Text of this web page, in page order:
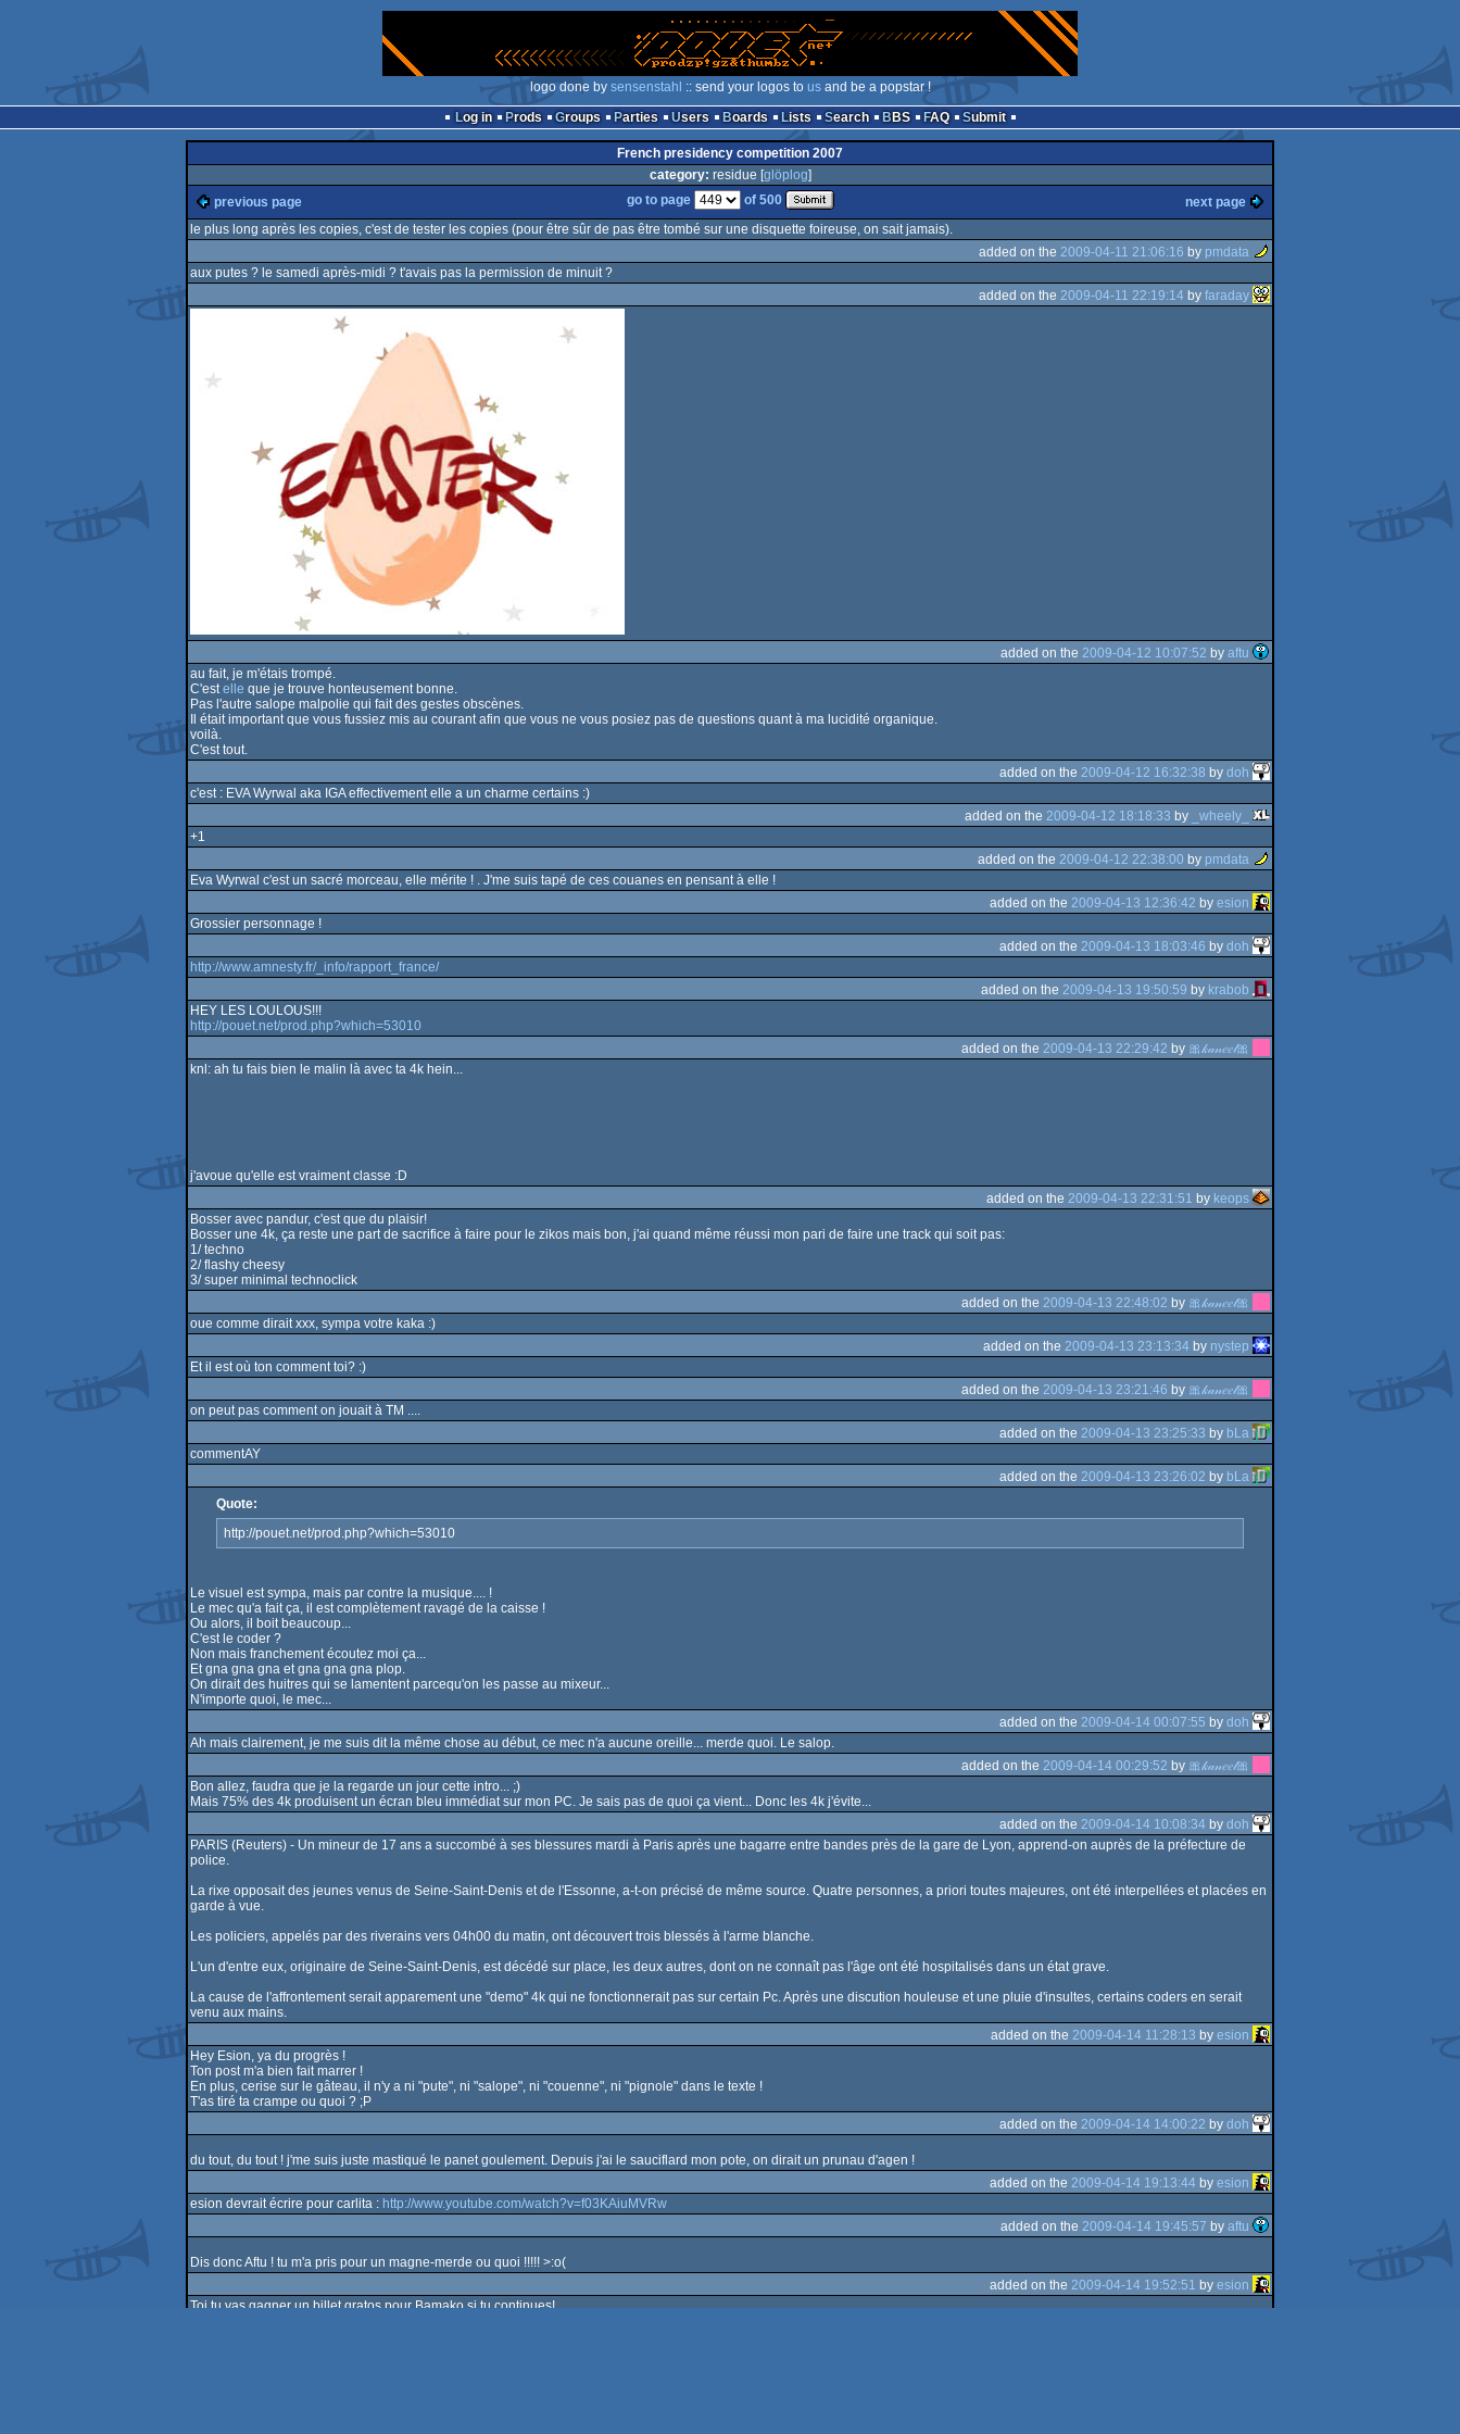
logo done by sensenstahl :: send your logos to usand be a popstar !
Log in
Prods Groups Parties Users Boards Lists Search BBS FAQ Submit
French presidency competition 2007
category: residue [glöplog]
previous page
next page
go to page
of 500
le plus long après les copies, c'est de tester les copies (pour être sûr de pas être tombé sur une disquette foireuse, on sait jamais).
added on the 2009-04-11 21:06:16 by pmdata
aux putes ? le samedi après-midi ? t'avais pas la permission de minuit ?
added on the 2009-04-11 22:19:14 byfaraday
added on the 2009-04-12 10:07:52 byaftu
au fait, je m'étais trompé.
C'estelle que je trouve honteusement bonne.
Pas l'autre salope malpolie qui fait des gestes obscènes.
Il était important que vous fussiez mis au courant afin que vous ne vous posiez pas de questions quant à ma lucidité organique.
voilà.
C'est tout.
added on the 2009-04-12 16:32:38 bydoh
c'est : EVA Wyrwal aka IGA effectivement elle a un charme certains :)
added on the 2009-04-12 18:18:33 by
_wheely_
+1
added on the 2009-04-12 22:38:00 by pmdata
Eva Wyrwal c'est un sacré morceau, elle mérite ! . J'me suis tapé de ces couanes en pensant à elle !
added on the 2009-04-13 12:36:42 byesion
Grossier personnage !
added on the 2009-04-13 18:03:46 bydoh
http://www.amnesty.fr/_info/rapport_france/
added on the 2009-04-13 19:50:59 by krabob
HEY LES LOULOUS!!!
http://pouet.net/prod.php?which=53010
added on the 2009-04-13 22:29:42 by 🎀𝓀𝒶𝓃𝑒𝑒𝓁🎀
knl: ah tu fais bien le malin là avec ta 4k hein...
j'avoue qu'elle est vraiment classe :D
added on the 2009-04-13 22:31:51 by keops
Bosser avec pandur, c'est que du plaisir!
Bosser une 4k, ça reste une part de sacrifice à faire pour le zikos mais bon, j'ai quand même réussi mon pari de faire une track qui soit pas:
1/ techno
2/ flashy cheesy
3/ super minimal technoclick
added on the 2009-04-13 22:48:02 by 🎀𝓀𝒶𝓃𝑒𝑒𝓁🎀
oue comme dirait xxx, sympa votre kaka :)
added on the 2009-04-13 23:13:34 by nystep
Et il est où ton comment toi? :)
added on the 2009-04-13 23:21:46 by 🎀𝓀𝒶𝓃𝑒𝑒𝓁🎀
on peut pas comment on jouait à TM ....
added on the 2009-04-13 23:25:33 by bLa
commentAY
added on the 2009-04-13 23:26:02 by bLa
Quote:
http://pouet.net/prod.php?which=53010
Le visuel est sympa, mais par contre la musique.... !
Le mec qu'a fait ça, il est complètement ravagé de la caisse !
Ou alors, il boit beaucoup...
C'est le coder ?
Non mais franchement écoutez moi ça...
Et gna gna gna et gna gna gna plop.
On dirait des huitres qui se lamentent parcequ'on les passe au mixeur...
N'importe quoi, le mec...
added on the 2009-04-14 00:07:55 bydoh
Ah mais clairement, je me suis dit la même chose au début, ce mec n'a aucune oreille... merde quoi. Le salop.
added on the 2009-04-14 00:29:52 by 🎀𝓀𝒶𝓃𝑒𝑒𝓁🎀
Bon allez, faudra que je la regarde un jour cette intro... ;)
Mais 75% des 4k produisent un écran bleu immédiat sur mon PC. Je sais pas de quoi ça vient... Donc les 4k j'évite...
added on the 2009-04-14 10:08:34 bydoh
PARIS (Reuters) - Un mineur de 17 ans a succombé à ses blessures mardi à Paris après une bagarre entre bandes près de la gare de Lyon, apprend-on auprès de la préfecture de
police.
La rixe opposait des jeunes venus de Seine-Saint-Denis et de l'Essonne, a-t-on précisé de même source. Quatre personnes, a priori toutes majeures, ont été interpellées et placées en
garde à vue.
Les policiers, appelés par des riverains vers 04h00 du matin, ont découvert trois blessés à l'arme blanche.
L'un d'entre eux, originaire de Seine-Saint-Denis, est décédé sur place, les deux autres, dont on ne connaît pas l'âge ont été hospitalisés dans un état grave.
La cause de l'affrontement serait apparement une "demo" 4k qui ne fonctionnerait pas sur certain Pc. Après une discution houleuse et une pluie d'insultes, certains coders en serait
venu aux mains.
added on the 2009-04-14 11:28:13 byesion
Hey Esion, ya du progrès !
Ton post m'a bien fait marrer !
En plus, cerise sur le gâteau, il n'y a ni "pute", ni "salope", ni "couenne", ni "pignole" dans le texte !
T'as tiré ta crampe ou quoi ? ;P
added on the 2009-04-14 14:00:22 bydoh
du tout, du tout ! j'me suis juste mastiqué le panet goulement. Depuis j'ai le sauciflard mon pote, on dirait un prunau d'agen !
added on the 2009-04-14 19:13:44 byesion
esion devrait écrire pour carlita : http://www.youtube.com/watch?v=f03KAiuMVRw
added on the 2009-04-14 19:45:57 byaftu
Dis donc Aftu ! tu m'a pris pour un magne-merde ou quoi !!!!! >:o(
added on the 2009-04-14 19:52:51 byesion
Toi tu vas gagner un billet gratos pour Bamako si tu continues!